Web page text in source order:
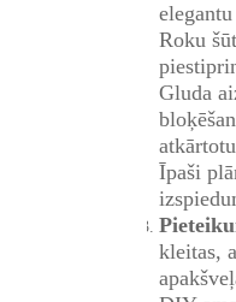
Roku
Gluda
Īpaši
kleitas,